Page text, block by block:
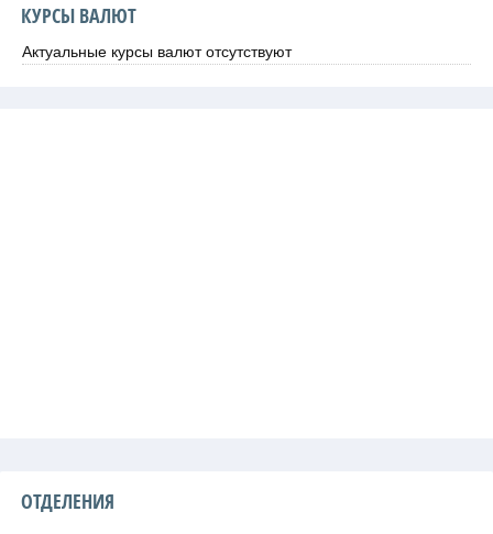
КУРСЫ ВАЛЮТ
Актуальные курсы валют отсутствуют
ОТДЕЛЕНИЯ